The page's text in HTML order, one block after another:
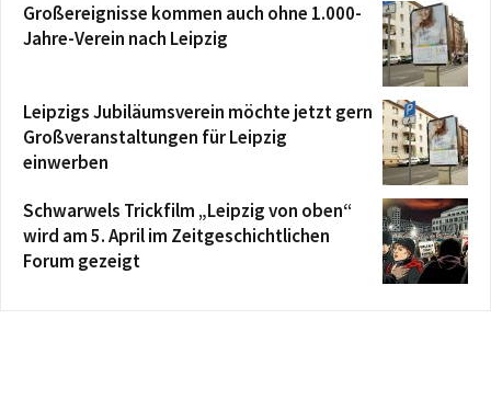
Großereignisse kommen auch ohne 1.000-
Jahre-Verein nach Leipzig
Leipzigs Jubiläumsverein möchte jetzt gern
Großveranstaltungen für Leipzig
einwerben
Schwarwels Trickfilm „Leipzig von oben“
wird am 5. April im Zeitgeschichtlichen
Forum gezeigt